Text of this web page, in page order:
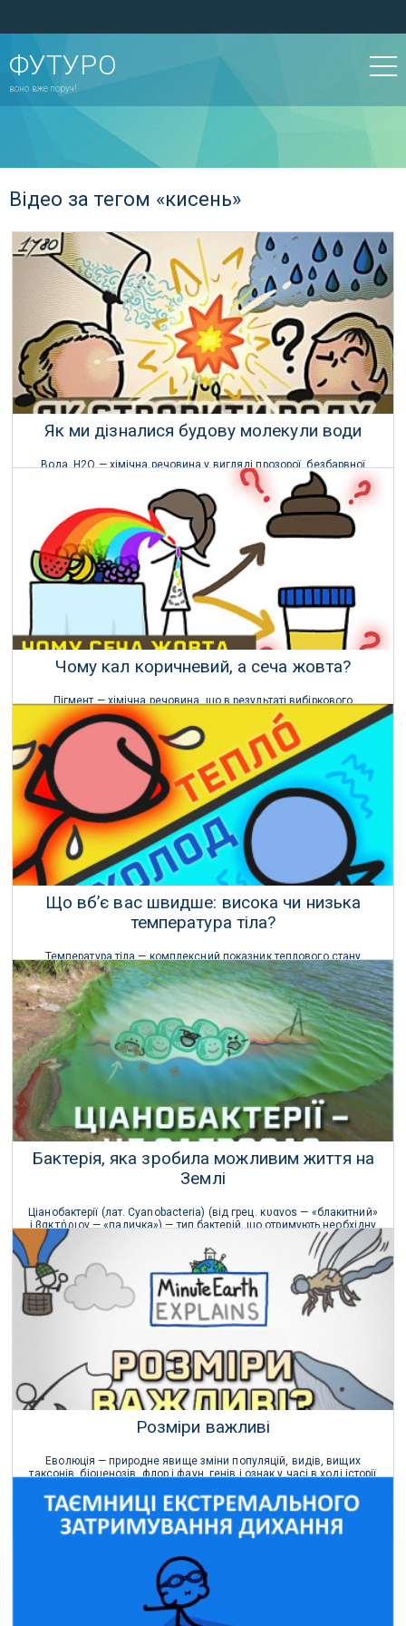
ФУТУРО
воно вже поруч!
Відео за тегом «кисень»
Як ми дізналися будову молекули води
Вода, Н2O — хімічна речовина у вигляді прозорої, безбарвної
рідини без запаху і смаку, (в нормальних умовах).
22 Квітня 2023 р.
Чому кал коричневий, а сеча жовта?
Пігмент — хімічна речовина, що в результаті вибіркового
поглинання змінює колір світла, яке відбивається від нього.
12 Листопада 2021 р.
Що вб’є вас швидше: висока чи низька
температура тіла?
Температура тіла — комплексний показник теплового стану
організму людини, тварин.
23 Червня 2021 р.
Бактерія, яка зробила можливим життя на
Землі
Ціанобактерії (лат. Cyanobacteria) (від грец. κυανοs — «блакитний»
і βακτήριον — «паличка») — тип бактерій, що отримують необхідну
06 Квітня 2021 р.
Розміри важливі
Еволюція — природне явище зміни популяцій, видів, вищих
таксонів, біоценозів, флор і фаун, генів і ознак у часі в ході історії
17 Березня 2021 р.